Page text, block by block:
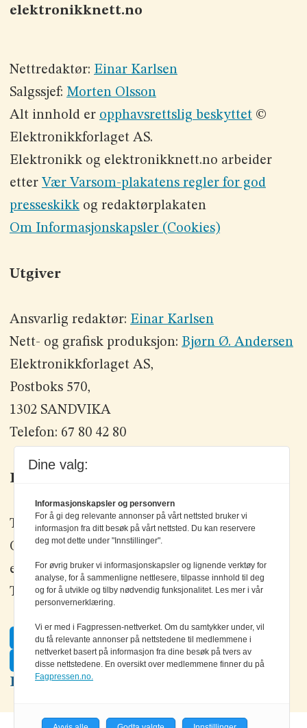
elektronikknett.no
Nettredaktør: Einar Karlsen
Salgssjef: Morten Olsson
Alt innhold er opphavsrettslig beskyttet©
Elektronikkforlaget AS.
Elektronikk og elektronikknett.no arbeider
etter Vær Varsom-plakatens regler for god
presseskikkog redaktørplakaten
Om Informasjonskapsler (Cookies)
Utgiver
Ansvarlig redaktør: Einar Karlsen
Nett- og grafisk produksjon: Bjørn Ø. Andersen
Elektronikkforlaget AS,
Postboks 570,
1302 SANDVIKA
Telefon: 67 80 42 80
Kontakt oss
Tlf: +47 67 80 42 80
Olav Brunborgs vei 6, 1396 Billingstad
epost: elektronikk@elektronikkforlaget.no
Tips oss:tips@elektronikkforlaget.no
Facebook
Twitter
LinkedIn
Dine valg:
Informasjonskapsler og personvern
For å gi deg relevante annonser på vårt nettsted bruker vi
informasjon fra ditt besøk på vårt nettsted. Du kan reservere
deg mot dette under "Innstillinger".
For øvrig bruker vi informasjonskapsler og lignende verktøy for
analyse, for å sammenligne nettlesere, tilpasse innhold til deg
og for å utvikle og tilby nødvendig funksjonalitet. Les mer i vår
personvernerklæring.
Vi er med i Fagpressen-nettverket. Om du samtykker under, vil
du få relevante annonser på nettstedene til medlemmene i
nettverket basert på informasjon fra dine besøk på tvers av
disse nettstedene. En oversikt over medlemmene finner du på
Fagpressen.no.